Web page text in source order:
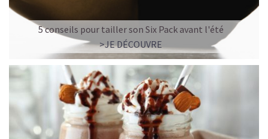
Alors, comment ne pas les aimer?
5 conseils pour tailler son Six Pack avant l'été
>JE DÉCOUVRE